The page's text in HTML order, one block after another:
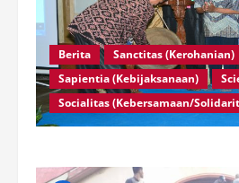
Berita Sanctitas (Kerohanian)
Sapientia (Kebijaksanaan)
Socialitas (Kebersamaan/